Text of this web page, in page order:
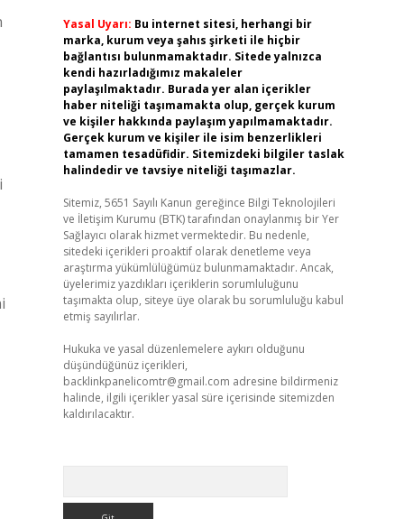
Yasal Uyarı: Bu internet sitesi, herhangi bir
marka, kurum veya şahıs şirketi ile hiçbir
bağlantısı bulunmamaktadır. Sitede yalnızca
kendi hazırladığımız makaleler
paylaşılmaktadır. Burada yer alan içerikler
haber niteliği taşımamakta olup, gerçek kurum
ve kişiler hakkında paylaşım yapılmamaktadır.
Gerçek kurum ve kişiler ile isim benzerlikleri
tamamen tesadüfidir. Sitemizdeki bilgiler taslak
halindedir ve tavsiye niteliği taşımazlar.
Sitemiz, 5651 Sayılı Kanun gereğince Bilgi Teknolojileri
ve İletişim Kurumu (BTK) tarafından onaylanmış bir Yer
Sağlayıcı olarak hizmet vermektedir. Bu nedenle,
sitedeki içerikleri proaktif olarak denetleme veya
araştırma yükümlülüğümüz bulunmamaktadır. Ancak,
üyelerimiz yazdıkları içeriklerin sorumluluğunu
taşımakta olup, siteye üye olarak bu sorumluluğu kabul
etmiş sayılırlar.
Hukuka ve yasal düzenlemelere aykırı olduğunu
düşündüğünüz içerikleri,
backlinkpanelicomtr@gmail.com adresine bildirmeniz
halinde, ilgili içerikler yasal süre içerisinde sitemizden
kaldırılacaktır.